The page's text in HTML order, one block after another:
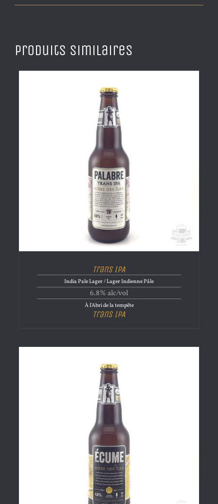
Produits similaires
Trans IPA
India Pale Lager / Lager Indienne Pâle
6.8% alc/vol
À l'Abri de la tempête
Trans IPA